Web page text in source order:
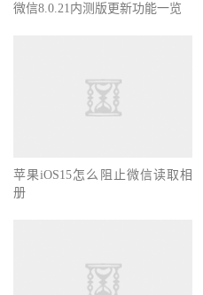
微信8.0.21内测版更新功能一览
苹果iOS15怎么阻止微信读取相
册